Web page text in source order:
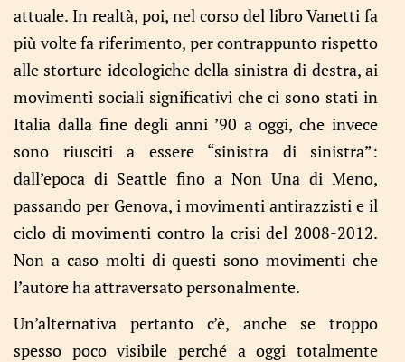
attuale. In realtà, poi, nel corso del libro Vanetti fa
più volte fa riferimento, per contrappunto rispetto
alle storture ideologiche della sinistra di destra, ai
movimenti sociali significativi che ci sono stati in
Italia dalla fine degli anni ’90 a oggi, che invece
sono riusciti a essere “sinistra di sinistra”:
dall’epoca di Seattle fino a Non Una di Meno,
passando per Genova, i movimenti antirazzisti e il
ciclo di movimenti contro la crisi del 2008-2012.
Non a caso molti di questi sono movimenti che
l’autore ha attraversato personalmente.
Un’alternativa pertanto c’è, anche se troppo
spesso poco visibile perché a oggi totalmente